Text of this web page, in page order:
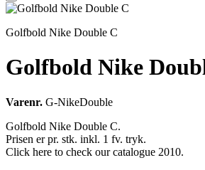
Golfbold Nike Double C
Golfbold Nike
Varenr. G-NikeDouble
Golfbold Nike Double C.
Prisen er pr. stk. inkl. 1 fv. tryk.
Click here to check our catalogue 2010.